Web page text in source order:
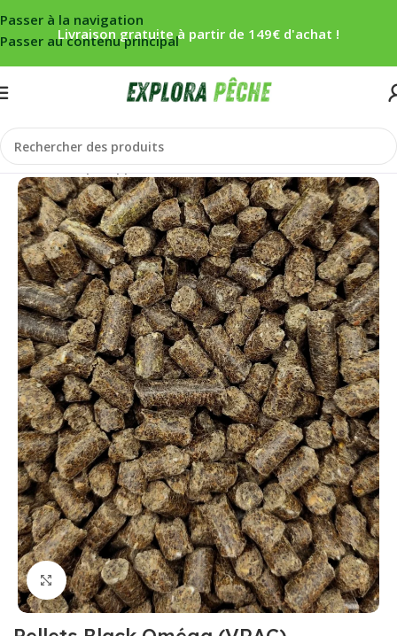
Passer à la navigation
Passer au contenu principal
Livraison gratuite à partir de 149€ d'achat !
Accueil/Carpe/Appâts/Pellets
Cliquez pour agrandir